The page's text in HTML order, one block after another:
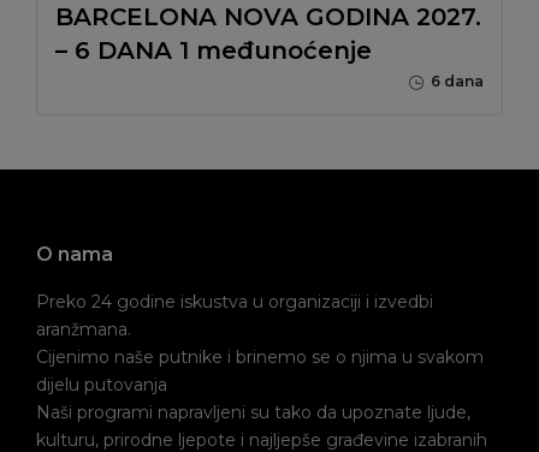
BARCELONA NOVA GODINA 2027.
– 6 DANA 1 međunoćenje
6 dana
O nama
Preko 24 godine iskustva u organizaciji i izvedbi
aranžmana.
Cijenimo naše putnike i brinemo se o njima u svakom
dijelu putovanja
Naši programi napravljeni su tako da upoznate ljude,
kulturu, prirodne ljepote i najljepše građevine izabranih